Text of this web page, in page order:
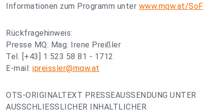
Informationen zum Programm unter www.mqw.at/SoF
Rückfragehinweis:
Presse MQ: Mag. Irene Preißler
Tel. [+43] 1 523 58 81 - 1712
E-mail: ipreissler@mqw.at
OTS-ORIGINALTEXT PRESSEAUSSENDUNG UNTER
AUSSCHLIESSLICHER INHALTLICHER